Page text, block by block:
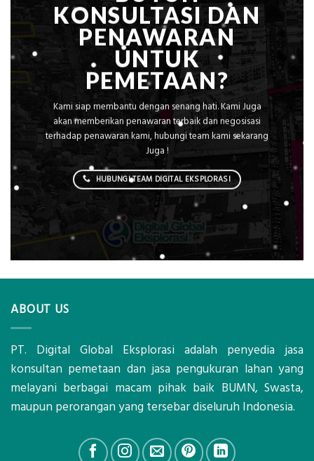
KONSULTASI DAN
PENAWARAN
UNTUK
PEMETAAN?
Kami siap membantu dengan senang hati. Kami Juga
akan memberikan penawaran terbaik dan negosisasi
terhadap penawaran kami, hubungi team kami sekarang
Juga !
HUBUNGI TEAM DIGITAL EKSPLORASI
ABOUT US
PT. Digital Global Eksplorasi adalah penyedia jasa
konsultan pemetaan dan jasa pengukuran lahan yang
melayani berbagai macam pihak baik BUMN, Swasta,
maupun perorangan yang tersebar diseluruh Indonesia.